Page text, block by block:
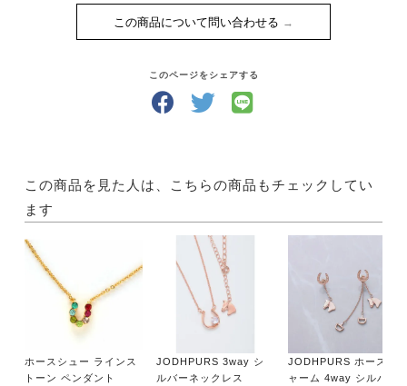
この商品について問い合わせる
このページをシェアする
この商品を見た人は、こちらの商品もチェックしてい
ます
ホースシュー ラインス
トーン ペンダント
JODHPURS 3way シ
ルバーネックレス
JODHPURS ホースチ
ャーム 4way シルバー